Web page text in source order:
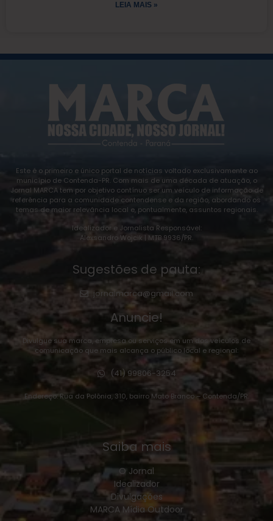
LEIA MAIS »
Este é o primeiro e único portal de notícias voltado exclusivamente ao
município de Contenda-PR. Com mais de uma década de atuação, o
Jornal MARCA tem por objetivo contínuo ser um veículo de informação de
referência para a comunidade contendense e da região, abordando os
temas de maior relevância local e, pontualmente, assuntos regionais.
Idealizador e Jornalista Responsável:
Alexsandro Wojcik | MTB 9936/PR.
Sugestões de pauta:
jornalmarca@gmail.com
Anuncie!
Divulgue sua marca, empresa ou serviços em um dos veículos de
comunicação que mais alcança o público local e regional:
(41) 99806-3254
Endereço: Rua da Polônia, 310, bairro Mato Branco – Contenda/PR.
Saiba mais
O Jornal
Idealizador
Divulgações
MARCA Mídia Outdoor